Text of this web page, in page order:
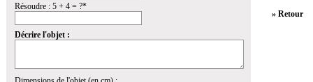
Résoudre : 5 + 4 = ?*
Décrire l'objet :
» Retour